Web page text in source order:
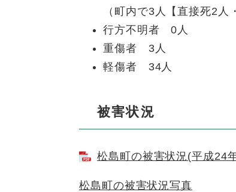
（町内で3人【直接死2
行方不明者 0人
重傷者 3人
軽傷者 34人
被害状況
松島町の被害状況(平成24
松島町の被害状況写真